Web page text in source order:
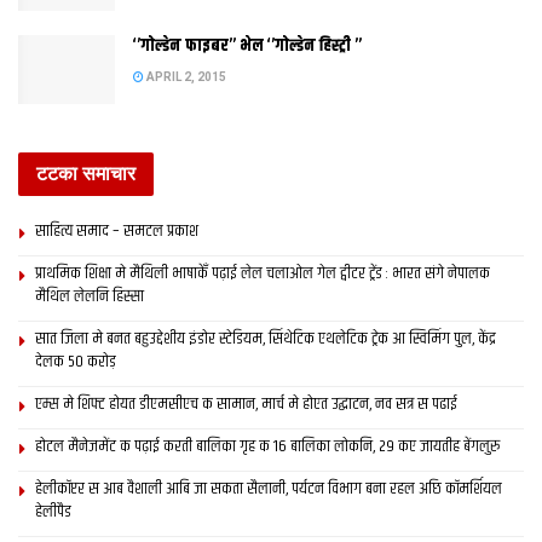
विकसित मिथिला आखिर कोना बनल पिछडल मिथिला
दिल्‍ली स पहिने दरभंगा आयल छल बिजली
JANUARY 1, 2018
Âà¤ªà¥à¤°à¤¿à¤¤à¤¿à¤²à¤¤à¤¾ à¤®à¤²à¥à¤²à¤
¿à¤
‘’गोल्डेन फाइबर’’ भेल ‘’गोल्डेन हिस्ट्री ’’
APRIL 2, 2015
टटका समाचार
साहित्य समाद – समटल प्रकाश
प्राथमिक शि‍क्षा मे मैथि‍ली भाषाकेँ पढ़ाई लेल चलाओल गेल ट्वीटर ट्रेंड : भारत संगे नेपालक
मैथिल लेलनि हिस्सा
सात जिला मे बनत बहुउद्देशीय इंडोर स्‍टेडि‍यम, सिंथेटिक एथलेटिक ट्रेक आ स्विमिंग पुल, केंद्र
देलक 50 करोड़
एम्स मे शिफ्ट होयत डीएमसीएच क सामान, मार्च मे होएत उद्घाटन, नव सत्र स पढाई
होटल मैनेजमेंट क पढ़ाई करती बालिका गृह क 16 बालिका लोकनि, 29 कए जायतीह बेंगलुरु
हेलीकॉप्टर स आब वैशाली आबि जा सकता सैलानी, पर्यटन विभाग बना रहल अछि कॉमर्शियल
हेलीपैड